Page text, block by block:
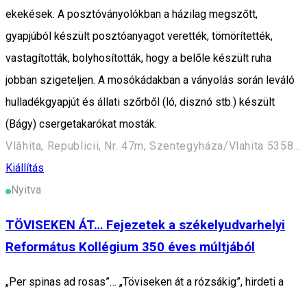
ekekések. A posztóványolókban a házilag megszőtt,
gyapjúból készült posztóanyagot verették, tömörítették,
vastagították, bolyhosították, hogy a belőle készült ruha
jobban szigeteljen. A mosókádakban a ványolás során leváló
hulladékgyapjút és állati szőrből (ló, disznó stb.) készült
(Bágy) csergetakarókat mosták.
Vlăhita, Republicii, Nr. 47m, Szentegyháza/Vlahita 535800, Romania
Kiállítás
Nyitva
TÖVISEKEN ÁT… Fejezetek a székelyudvarhelyi
Református Kollégium 350 éves múltjából
„Per spinas ad rosas”… „Töviseken át a rózsákig”, hirdeti a